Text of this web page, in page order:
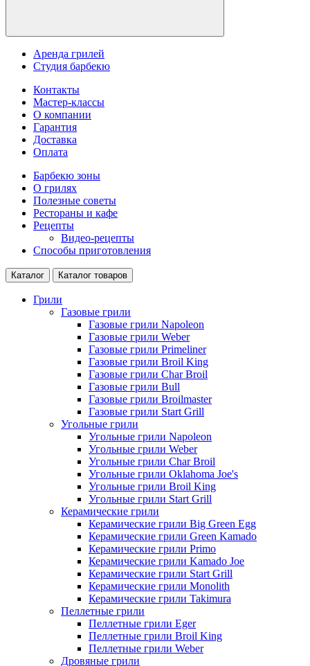
Аренда грилей
Студия барбекю
Контакты
Мастер-классы
О компании
Гарантия
Доставка
Оплата
Барбекю зоны
О грилях
Полезные советы
Рестораны и кафе
Рецепты
Видео-рецепты
Способы приготовления
Каталог Каталог товаров
Грили
Газовые грили
Газовые грили Napoleon
Газовые грили Weber
Газовые грили Primeliner
Газовые грили Broil King
Газовые грили Char Broil
Газовые грили Bull
Газовые грили Broilmaster
Газовые грили Start Grill
Угольные грили
Угольные грили Napoleon
Угольные грили Weber
Угольные грили Char Broil
Угольные грили Oklahoma Joe's
Угольные грили Broil King
Угольные грили Start Grill
Керамические грили
Керамические грили Big Green Egg
Керамические грили Green Kamado
Керамические грили Primo
Керамические грили Kamado Joe
Керамические грили Start Grill
Керамические грили Monolith
Керамические грили Takimura
Пеллетные грили
Пеллетные грили Eger
Пеллетные грили Broil King
Пеллетные грили Weber
Дровяные грили